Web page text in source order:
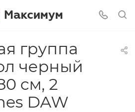
группа
черный
см, 2
DAW